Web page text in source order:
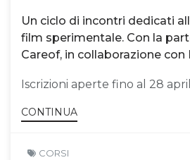
Un ciclo di incontri dedicati
film sperimentale. Con la
Careof, in collaborazione
Iscrizioni aperte fino al 28
CONTINUA
CORSI